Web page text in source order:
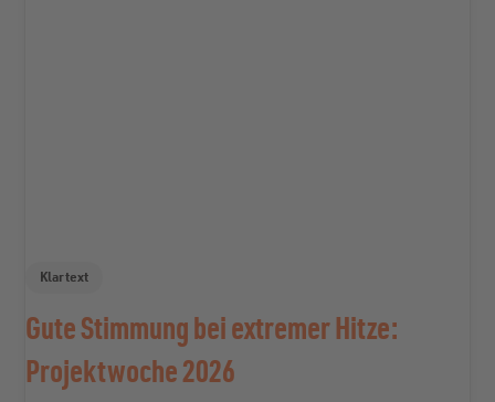
Klartext
Gute Stimmung bei extremer Hitze:
Projektwoche 2026